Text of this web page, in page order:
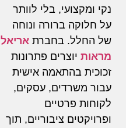
נקי ומקצועי, בלי לוותר
על חלוקה ברורה ונוחה
של החלל. בחברת אריאל
מראות יוצרים פתרונות
זכוכית בהתאמה אישית
עבור משרדים, עסקים,
לקוחות פרטיים
ופרויקטים ציבוריים, תוך